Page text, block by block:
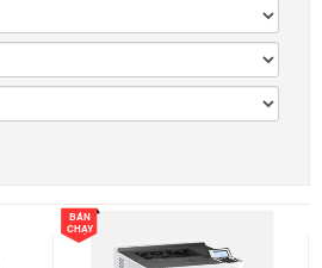
BÁN
CHẠY